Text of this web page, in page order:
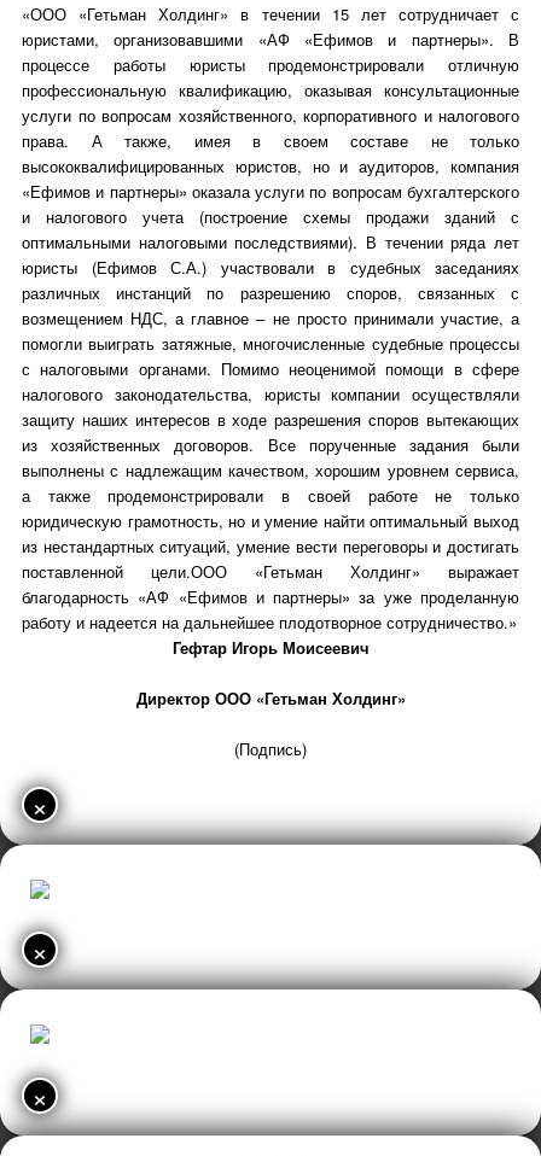
«ООО «Гетьман Холдинг» в течении 15 лет сотрудничает с
юристами, организовавшими «АФ «Ефимов и партнеры». В
процессе работы юристы продемонстрировали отличную
профессиональную квалификацию, оказывая консультационные
услуги по вопросам хозяйственного, корпоративного и налогового
права. А также, имея в своем составе не только
высококвалифицированных юристов, но и аудиторов, компания
«Ефимов и партнеры» оказала услуги по вопросам бухгалтерского
и налогового учета (построение схемы продажи зданий с
оптимальными налоговыми последствиями). В течении ряда лет
юристы (Ефимов С.А.) участвовали в судебных заседаниях
различных инстанций по разрешению споров, связанных с
возмещением НДС, а главное – не просто принимали участие, а
помогли выиграть затяжные, многочисленные судебные процессы
с налоговыми органами. Помимо неоценимой помощи в сфере
налогового законодательства, юристы компании осуществляли
защиту наших интересов в ходе разрешения споров вытекающих
из хозяйственных договоров. Все порученные задания были
выполнены с надлежащим качеством, хорошим уровнем сервиса,
а также продемонстрировали в своей работе не только
юридическую грамотность, но и умение найти оптимальный выход
из нестандартных ситуаций, умение вести переговоры и достигать
поставленной цели.ООО «Гетьман Холдинг» выражает
благодарность «АФ «Ефимов и партнеры» за уже проделанную
работу и надеется на дальнейшее плодотворное сотрудничество.»
Гефтар Игорь Моисеевич
Директор ООО «Гетьман Холдинг»
(Подпись)
×
×
×